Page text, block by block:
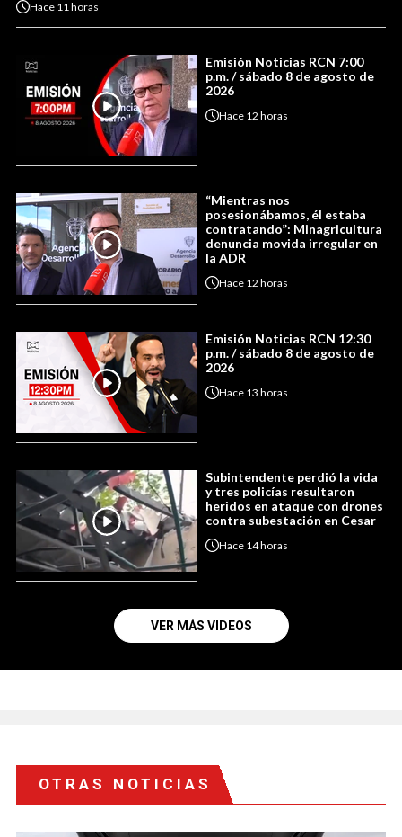
Hace 11 horas
Emisión Noticias RCN 7:00
p.m. / sábado 8 de agosto de
2026
Hace 12 horas
“Mientras nos
posesionábamos, él estaba
contratando”: Minagricultura
denuncia movida irregular en
la ADR
Hace 12 horas
Emisión Noticias RCN 12:30
p.m. / sábado 8 de agosto de
2026
Hace 13 horas
Subintendente perdió la vida
y tres policías resultaron
heridos en ataque con drones
contra subestación en Cesar
Hace 14 horas
VER MÁS VIDEOS
OTRAS NOTICIAS